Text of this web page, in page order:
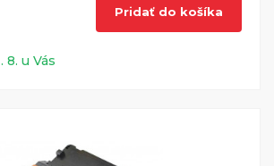
Pridať do košíka
8. u Vás